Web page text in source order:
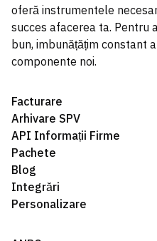
oferă instrumentele
succes afacerea ta. Pentru
bun, imbunățățim constant
componente noi.
Facturare
Arhivare SPV
API Informații Firme
Pachete
Blog
Integrări
Personalizare